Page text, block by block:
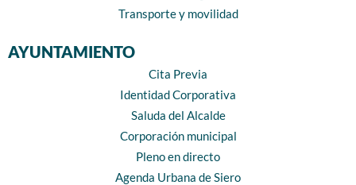
Transporte y movilidad
AYUNTAMIENTO
Cita Previa
Identidad Corporativa
Saluda del Alcalde
Corporación municipal
Pleno en directo
Agenda Urbana de Siero